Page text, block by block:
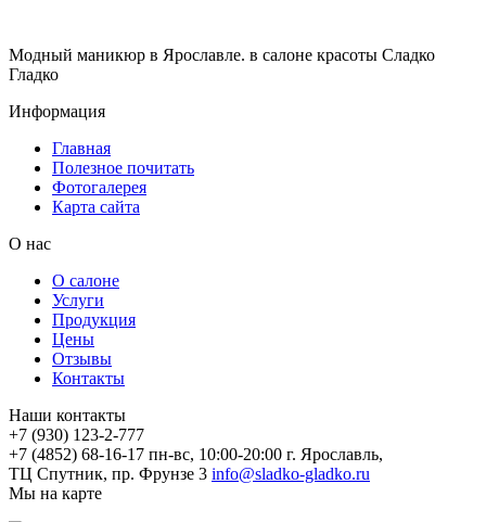
Модный маникюр в Ярославле. в салоне красоты Сладко
Гладко
Информация
Главная
Полезное почитать
Фотогалерея
Карта сайта
О нас
О салоне
Услуги
Продукция
Цены
Отзывы
Контакты
Наши контакты
+7 (930) 123-2-777
+7 (4852) 68-16-17 пн-вс, 10:00-20:00 г. Ярославль,
ТЦ Спутник, пр. Фрунзе 3 info@sladko-gladko.ru
Мы на карте